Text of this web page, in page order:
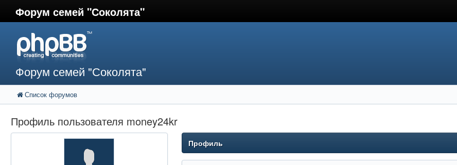
Форум семей "Соколята"
Форум семей "Соколята"
Список форумов
Профиль пользователя money24kr
Профиль